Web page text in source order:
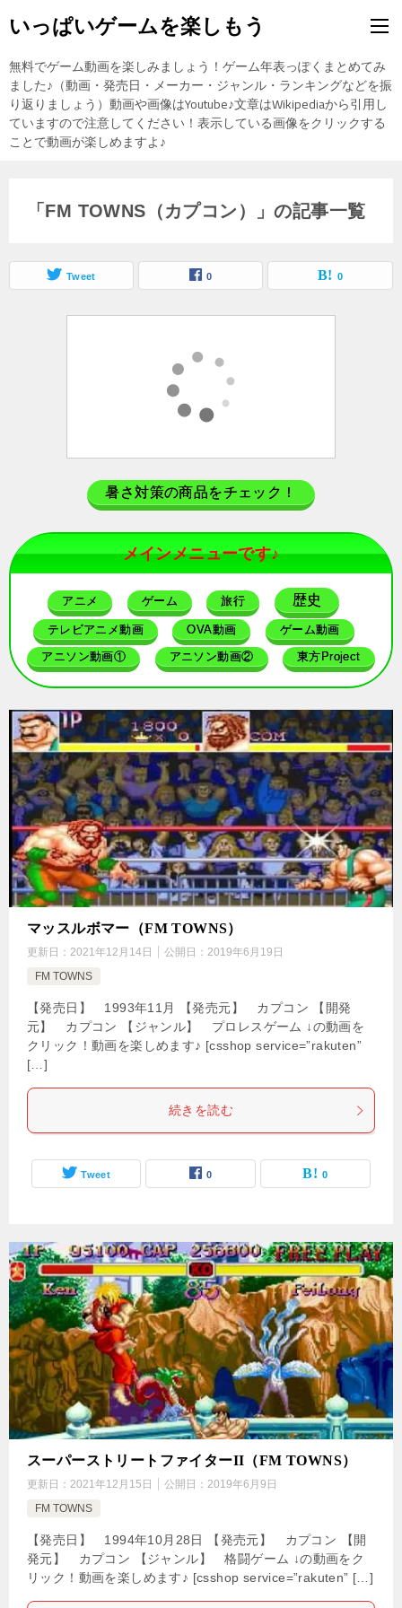
いっぱいゲームを楽しもう
無料でゲーム動画を楽しみましょう！ゲーム年表っぽくまとめてみ
ました♪（動画・発売日・メーカー・ジャンル・ランキングなどを振
り返りましょう）動画や画像はYoutube♪文章はWikipediaから引用し
ていますので注意してください！表示している画像をクリックする
ことで動画が楽しめますよ♪
「FM TOWNS（カプコン）」の記事一覧
Tweet 0 0
暑さ対策の商品をチェック！
メインメニューです♪
アニメ ゲーム 旅行 歴史
テレビアニメ動画 OVA動画 ゲーム動画
アニソン動画① アニソン動画② 東方Project
マッスルボマー（FM TOWNS）
更新日： 2021年12月14日 公開日： 2019年6月19日
FM TOWNS
【発売日】 1993年11月 【発売元】 カプコン 【開発
元】 カプコン 【ジャンル】 プロレスゲーム ↓の動画を
クリック！動画を楽しめます♪ [csshop service=”rakuten”
[…]
続きを読む
Tweet 0 0
スーパーストリートファイターII（FM TOWNS）
更新日： 2021年12月15日 公開日： 2019年6月9日
FM TOWNS
【発売日】 1994年10月28日 【発売元】 カプコン 【開
発元】 カプコン 【ジャンル】 格闘ゲーム ↓の動画をク
リック！動画を楽しめます♪ [csshop service=”rakuten” […]